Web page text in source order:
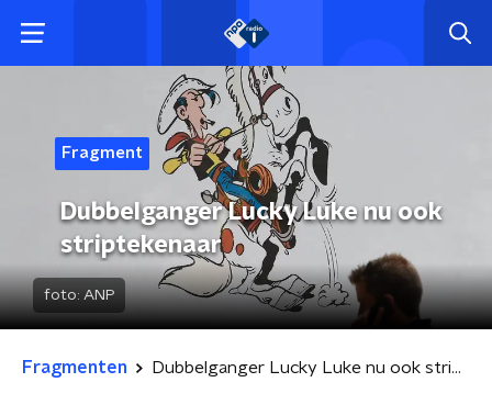
Fragment
Dubbelganger Lucky Luke nu ook
striptekenaar
foto: ANP
Fragmenten Dubbelganger Lucky Luke nu ook striptekenaar